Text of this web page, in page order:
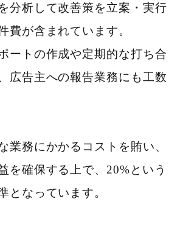
分析して改善策を立案・実行
費が含まれています。
ートの作成や定期的な打ち合
広告主への報告業務にも工数
業務にかかるコストを賄い、
を確保する上で、20%という
となっています。